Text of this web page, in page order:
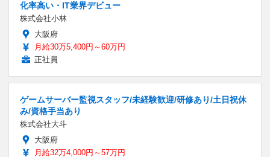
化率高い・IT業界デビュー
株式会社小林
大阪府
月給30万5,400円～60万円
正社員
ゲームサーバー監視スタッフ/未経験歓迎/研修あり/土日祝休
み/資格手当あり
株式会社大斗
大阪府
月給32万4,000円～57万円